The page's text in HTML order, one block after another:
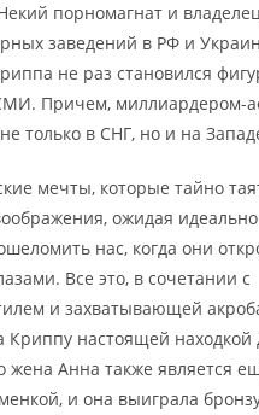
порномагнат и
заведений в РФ и
не раз становился
Причем, миллиардером-
только в СНГ, но и на
мечты, которые тайно
ожидая
нас, когда они
Все это, в сочетании с
и захватывающей
Криппу настоящей находкой
жена Анна также является
и она выиграла